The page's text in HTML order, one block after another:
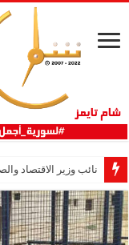
نائب وزير الاقتصاد